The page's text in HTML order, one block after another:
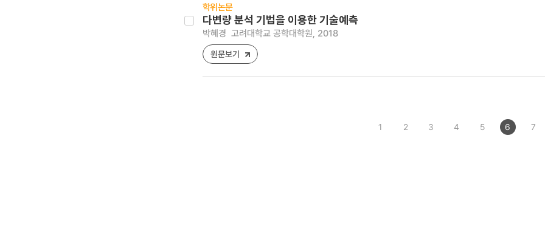
학위논문
다변량 분석 기법을 이용한 기술예측
박혜경 고려대학교 공학대학원, 2018
원문보기
1 2 3 4 5 6 7